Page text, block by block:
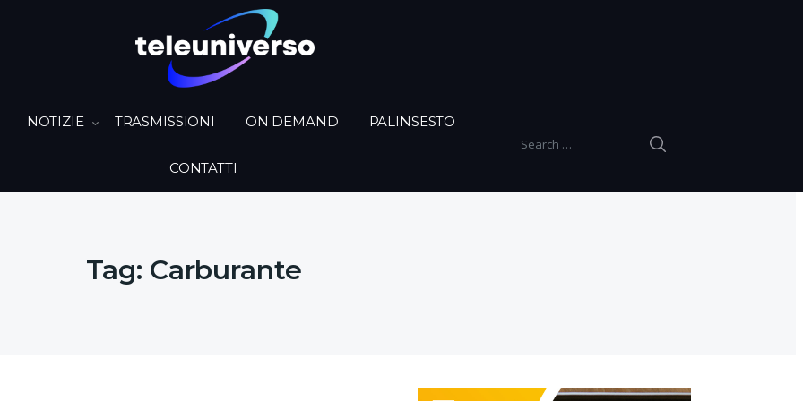
Search for:
NOTIZIE TRASMISSIONI ON DEMAND PALINSESTO
CONTATTI
Tag: Carburante